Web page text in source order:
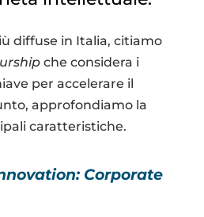
diffuse in Italia, citiamo
che considera i
per accelerare il
approfondiamo la
caratteristiche.
Corporate